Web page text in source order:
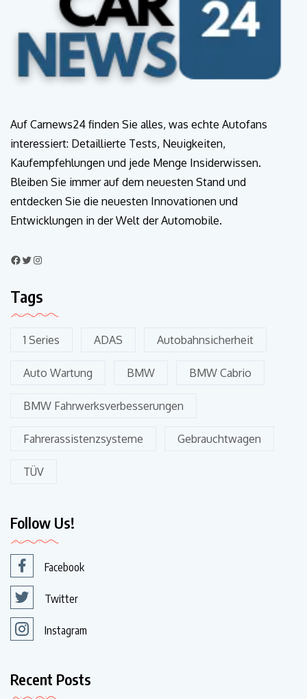
Auf Carnews24 finden Sie alles, was echte Autofans
interessiert: Detaillierte Tests, Neuigkeiten,
Kaufempfehlungen und jede Menge Insiderwissen.
Bleiben Sie immer auf dem neuesten Stand und
entdecken Sie die neuesten Innovationen und
Entwicklungen in der Welt der Automobile.
Tags
1 Series ADAS Autobahnsicherheit
Auto Wartung BMW BMW Cabrio
BMW Fahrwerksverbesserungen
Fahrerassistenzsysteme Gebrauchtwagen
TÜV
Follow Us!
Facebook
Twitter
Instagram
Recent Posts